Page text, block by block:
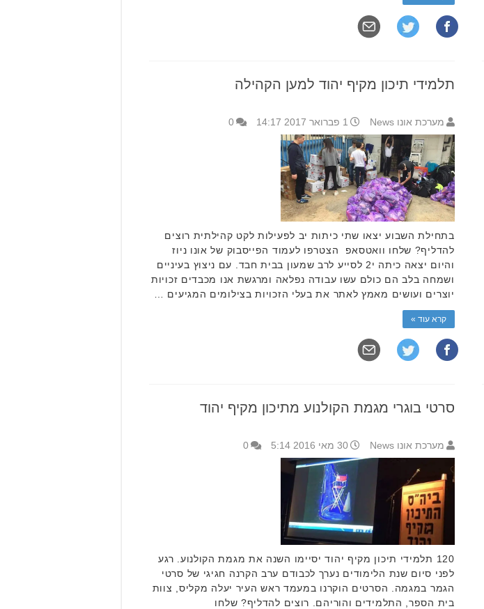
תלמידי תיכון מקיף יהוד למען הקהילה
מערכת אונו News 1 פברואר 2017 14:17 0
בתחילת השבוע יצאו שתי כיתות יב לפעילות לקט קהילתית רוצים
להדליף? שלחו וואטסאפ הצטרפו לעמוד הפייסבוק של אונו ניוז
והיום יצאה כיתה י2 לסייע לרב שמעון בבית חבד. עם ניצוץ בעיניים
ושמחה בלב הם כולם עשו עבודה נפלאה ומרגשת אנו מכבדים זכויות
יוצרים ועושים מאמץ לאתר את בעלי הזכויות בצילומים המגיעים …
קרא עוד »
סרטי בוגרי מגמת הקולנוע מתיכון מקיף יהוד
מערכת אונו News 30 מאי 2016 5:14 0
120 תלמידי תיכון מקיף יהוד יסיימו השנה את מגמת הקולנוע. רגע
לפני סיום שנת הלימודים נערך לכבודם ערב הקרנה חגיגי של סרטי
הגמר במגמה. הסרטים הוקרנו במעמד ראש העיר יעלה מקליס, צוות
בית הספר, התלמידים והוריהם. רוצים להדליף? שלחו